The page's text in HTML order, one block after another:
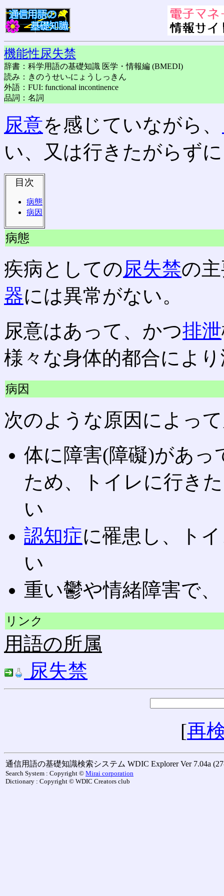
機能性尿失禁
辞書：科学用語の基礎知識 医学・情報編 (BMEDI)
読み：きのうせい-にょうしっきん
外語：FUI: functional incontinence
品詞：名詞
尿意を感じていながら、
い、又は行きたがらず
目次
病態
病因
病態
疾病としての尿失禁の
器には異常がない。
尿意はあって、かつ排泄
様々な身体的都合によ
病因
次のような原因によっ
体に障害(障礙)があっ
ため、トイレに行き
い
認知症に罹患し、ト
い
重い鬱や情緒障害で
リンク
用語の所属
尿失禁
[再
通信用語の基礎知識検索システム WDIC Explorer Ver 7.04a
Search System : Copyright © Mirai corporation
Dictionary : Copyright © WDIC Creators club